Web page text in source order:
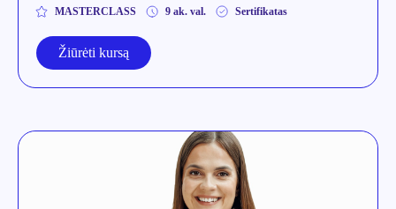
MASTERCLASS 9 ak. val. Sertifikatas
Žiūrėti kursą